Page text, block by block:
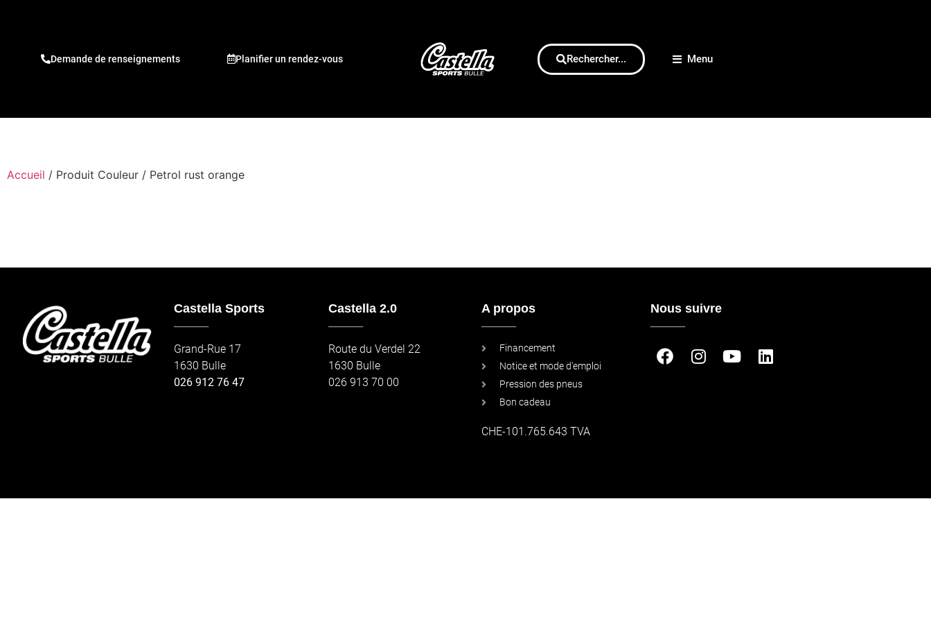
Demande de renseignements Planifier un rendez-vous Rechercher... Menu
Accueil / Produit Couleur / Petrol rust orange
Castella Sports
Grand-Rue 17
1630 Bulle
026 912 76 47
Castella 2.0
Route du Verdel 22
1630 Bulle
026 913 70 00
A propos
Financement
Notice et mode d'emploi
Pression des pneus
Bon cadeau
CHE-101.765.643 TVA
Nous suivre